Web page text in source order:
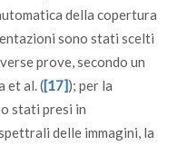
della copertura
sono stati scelti
prove, secondo un
et al. ([17]); per la
stati presi in
delle immagini, la